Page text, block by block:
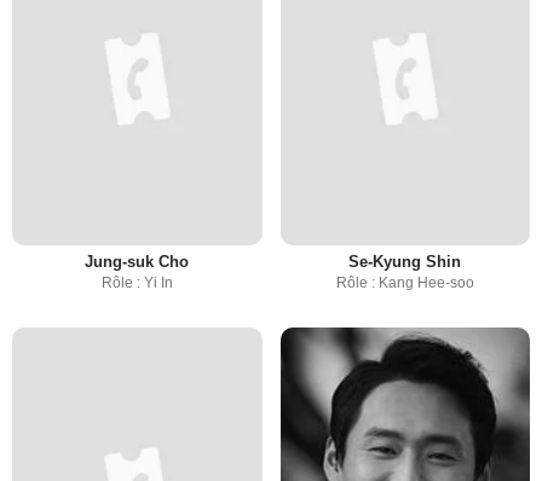
Jung-suk Cho
Rôle : Yi In
Se-Kyung Shin
Rôle : Kang Hee-soo